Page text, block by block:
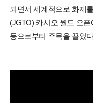
되면서 세계적으로 화제
(JGTO) 카시오 월드 오
등으로부터 주목을 끌었